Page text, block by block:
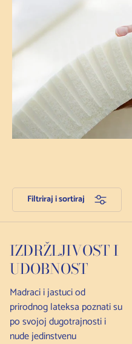
Filtriraj i sortiraj
IZDRŽLJIVOST I
UDOBNOST
Madraci i jastuci od
prirodnog lateksa poznati su
po svojoj dugotrajnosti i
nude jedinstvenu